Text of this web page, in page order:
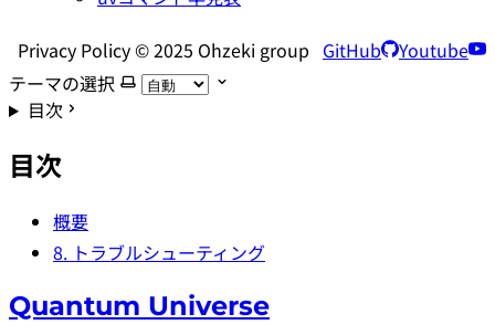
Privacy Policy © 2025 Ohzeki group GitHub
Youtube
テーマの選択
目次
目次
概要
8. トラブルシューティング
Quantum Universe